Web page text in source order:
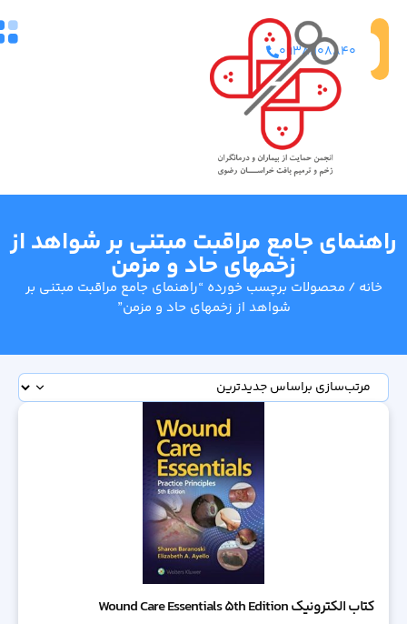
تماس
با ما09381108840
راهنمای جامع مراقبت مبتنی بر شواهد از
زخمهای حاد و مزمن
خانه / محصولات برچسب خورده “راهنمای جامع مراقبت مبتنی بر
شواهد از زخمهای حاد و مزمن”
کتاب الکترونیک Wound Care Essentials 5th Edition